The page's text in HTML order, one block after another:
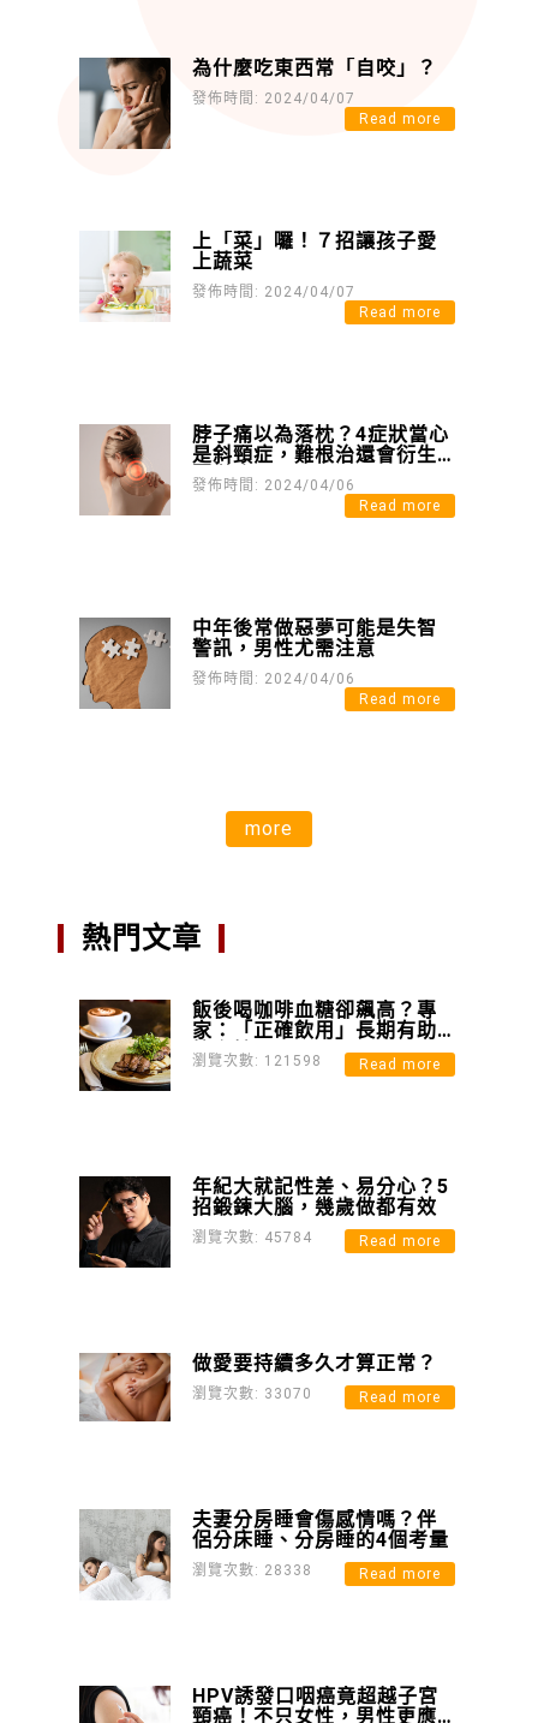
為什麼吃東西常「自咬」？
發佈時間: 2024/04/07
Read more
上「菜」囉！７招讓孩子愛
上蔬菜
發佈時間: 2024/04/07
Read more
脖子痛以為落枕？4症狀當心
是斜頸症，難根治還會衍生
憂鬱症
發佈時間: 2024/04/06
Read more
中年後常做惡夢可能是失智
警訊，男性尤需注意
發佈時間: 2024/04/06
Read more
more
熱門文章
飯後喝咖啡血糖卻飆高？專
家：「正確飲用」長期有助
控血糖
瀏覽次數: 121598 Read more
年紀大就記性差、易分心？5
招鍛鍊大腦，幾歲做都有效
瀏覽次數: 45784 Read more
做愛要持續多久才算正常？
瀏覽次數: 33070 Read more
夫妻分房睡會傷感情嗎？伴
侶分床睡、分房睡的4個考量
瀏覽次數: 28338 Read more
HPV誘發口咽癌竟超越子宮
頸癌！不只女性，男性更應